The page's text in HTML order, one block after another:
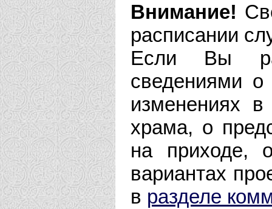
Внимание!
расписании
Если Вы
сведениями о
изменениях
храма, о
на приходе,
вариантах
в разделе